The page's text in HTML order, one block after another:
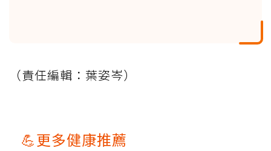
（責任編輯：葉姿岑）
💪更多健康推薦